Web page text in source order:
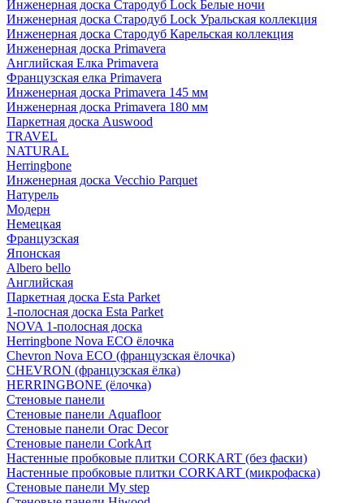
Инженерная доска Стародуб Lock Белые ночи
Инженерная доска Стародуб Lock Уральская коллекция
Инженерная доска Стародуб Карельская коллекция
Инженерная доска Primavera
Английская Елка Primavera
Французская елка Primavera
Инженерная доска Primavera 145 мм
Инженерная доска Primavera 180 мм
Паркетная доска Auswood
TRAVEL
NATURAL
Herringbone
Инженерная доска Vecchio Parquet
Натурель
Модерн
Немецкая
Французская
Японская
Albero bello
Английская
Паркетная доска Esta Parket
1-полосная доска Esta Parket
NOVA 1-полосная доска
Herringbone Nova ECO ёлочка
Chevron Nova ECO (французская ёлочка)
CHEVRON (французская ёлка)
HERRINGBONE (ёлочка)
Стеновые панели
Стеновые панели Aquafloor
Стеновые панели Orac Decor
Стеновые панели CorkArt
Настенные пробковые плитки CORKART (без фаски)
Настенные пробковые плитки CORKART (микрофаска)
Стеновые панели My step